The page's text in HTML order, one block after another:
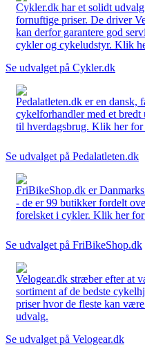
Cykler.dk har et solidt
fornuftige priser. De driver
kan derfor garantere god
cykler og cykeludstyr. Klik
Se udvalget på Cykler.dk
Pedalatleten.dk er en dansk,
cykelforhandler med et
til hverdagsbrug. Klik her for
Se udvalget på Pedalatleten.dk
FriBikeShop.dk er
- de er 99 butikker fordelt
forelsket i cykler. Klik her for
Se udvalget på FriBikeShop.dk
Velogear.dk stræber efter at
sortiment af de bedste
priser hvor de fleste kan
udvalg.
Se udvalget på Velogear.dk